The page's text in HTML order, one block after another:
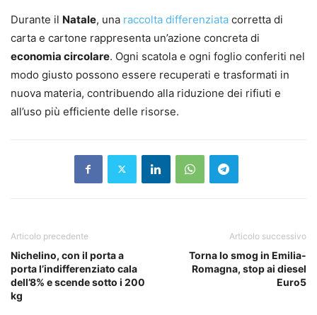
Durante il Natale, una raccolta differenziata corretta di
carta e cartone rappresenta un’azione concreta di
economia circolare. Ogni scatola e ogni foglio conferiti nel
modo giusto possono essere recuperati e trasformati in
nuova materia, contribuendo alla riduzione dei rifiuti e
all’uso più efficiente delle risorse.
Articolo precedente
Nichelino, con il porta a
porta l’indifferenziato cala
dell’8% e scende sotto i 200
kg
Articolo successivo
Torna lo smog in Emilia-
Romagna, stop ai diesel
Euro5